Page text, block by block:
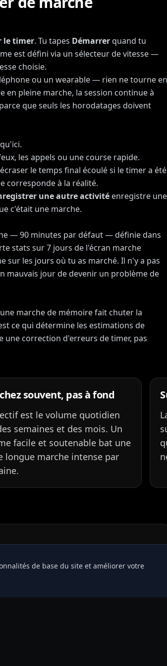
le timer. Tu tapes Démarrerquand tu
est défini via un sélecteur de vitesse —
choisie.
ou un wearable — rien ne tourne en
en pleine marche, la session continue à
que seuls les horodatages doivent
les appels ou une course rapide.
le temps final écoulé si le timer a été
corresponde à la réalité.
une autre activité enregistre une
c'était une marche.
— 90 minutes par défaut — définie dans
stats sur 7 jours de l'écran marche
les jours où tu as marché. Il n'y a pas
mauvais jour de devenir un problème de
marche de mémoire fait chuter la
ce qui détermine les estimations de
une correction d'erreurs de timer, pas
souvent, pas à fond
est le volume quotidien
semaines et des mois. Un
facile et soutenable bat une
longue marche intense par
de base du site et améliorer votre